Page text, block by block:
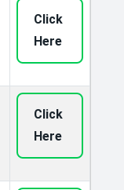
Click
Here
Click
Here